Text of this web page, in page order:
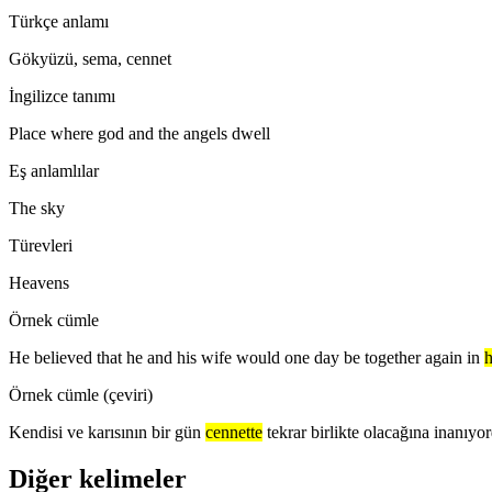
Türkçe anlamı
Gökyüzü, sema, cennet
İngilizce tanımı
Place where god and the angels dwell
Eş anlamlılar
The sky
Türevleri
Heavens
Örnek cümle
He believed that he and his wife would one day be together again in
Örnek cümle (çeviri)
Kendisi ve karısının bir gün cennette tekrar birlikte olacağına
Diğer kelimeler